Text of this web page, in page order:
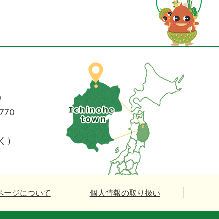
）
ージについて 個人情報の取り扱い